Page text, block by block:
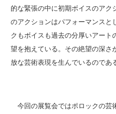
的な緊張の中に初期ボイスのアク
のアクションはパフォーマンスと
クもボイスも過去の分厚いアー
望を抱えている。その絶望の深さ
放な芸術表現を生んでいるのであ
今回の展覧会ではポロックの芸